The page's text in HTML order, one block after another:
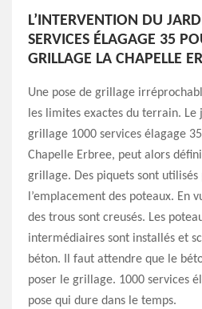
L’INTERVENTION DU
SERVICES ÉLAGAGE 35
GRILLAGE LA CHAPELLE
Une pose de grillage
les limites exactes du terrain.
grillage 1000 services élagage
Chapelle Erbree, peut alors
grillage. Des piquets sont
l’emplacement des poteaux. En
des trous sont creusés. Les
intermédiaires sont installés et
béton. Il faut attendre que le
poser le grillage. 1000 services
pose qui dure dans le temps.